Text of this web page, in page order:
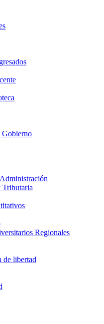
Gobierno
Regionales
de libertad